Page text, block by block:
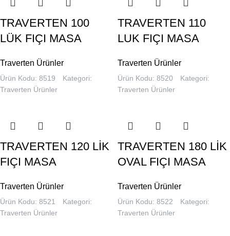
TRAVERTEN 100
LÜK FIÇI MASA
Traverten Ürünler
Ürün Kodu: 8519
Kategori:
Traverten Ürünler
TRAVERTEN 110
LUK FIÇI MASA
Traverten Ürünler
Ürün Kodu: 8520
Kategori:
Traverten Ürünler
TRAVERTEN 120 LİK
FIÇI MASA
Traverten Ürünler
Ürün Kodu: 8521
Kategori:
Traverten Ürünler
TRAVERTEN 180 LİK
OVAL FIÇI MASA
Traverten Ürünler
Ürün Kodu: 8522
Kategori:
Traverten Ürünler